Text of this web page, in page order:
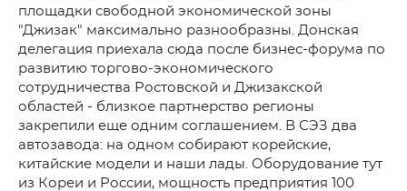
площадки свободной экономической зоны
"Джизак" максимально разнообразны. Донская
делегация приехала сюда после бизнес-форума по
развитию торгово-экономического
сотрудничества Ростовской и Джизакской
областей - близкое партнерство регионы
закрепили еще одним соглашением. В СЭЗ два
автозавода: на одном собирают корейские,
китайские модели и наши лады. Оборудование тут
из Кореи и России, мощность предприятия 100